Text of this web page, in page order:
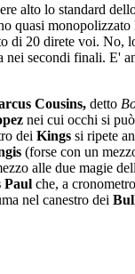
alto lo standard
quasi
di 20 direte voi. No,
secondi finali. E'
Cousins, detto
nei cui occhi si
dei Kings si ripete
(forse con un
alle due magie
Paul che, a
nel canestro dei